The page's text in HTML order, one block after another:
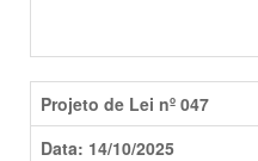
Projeto de Lei nº 047
Data: 14/10/2025